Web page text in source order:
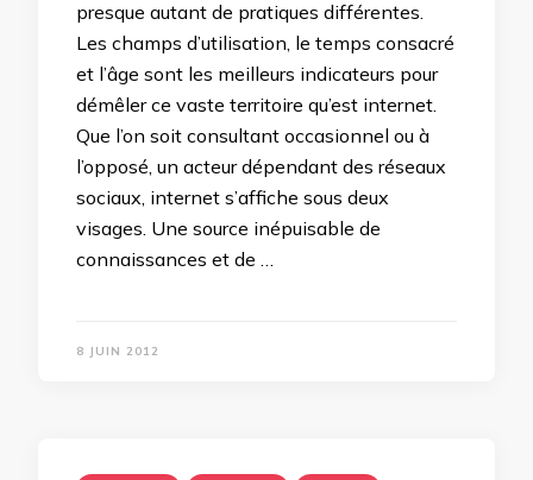
presque autant de pratiques différentes.
Les champs d’utilisation, le temps consacré
et l’âge sont les meilleurs indicateurs pour
démêler ce vaste territoire qu’est internet.
Que l’on soit consultant occasionnel ou à
l’opposé, un acteur dépendant des réseaux
sociaux, internet s’affiche sous deux
visages. Une source inépuisable de
connaissances et de …
8 JUIN 2012